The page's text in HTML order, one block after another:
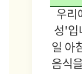
우리
성'입
일 아
음식